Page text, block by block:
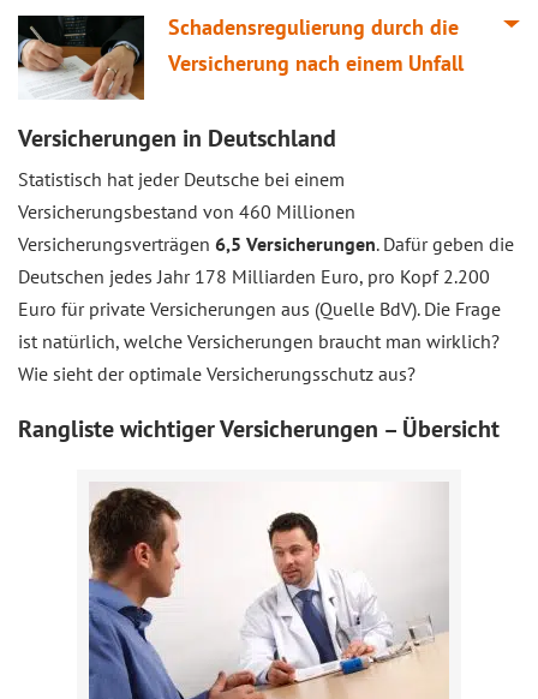
Schadensregulierung durch die
Versicherung nach einem Unfall
Versicherungen in Deutschland
Statistisch hat jeder Deutsche bei einem
Versicherungsbestand von 460 Millionen
Versicherungsverträgen 6,5 Versicherungen. Dafür geben die
Deutschen jedes Jahr 178 Milliarden Euro, pro Kopf 2.200
Euro für private Versicherungen aus (Quelle BdV). Die Frage
ist natürlich, welche Versicherungen braucht man wirklich?
Wie sieht der optimale Versicherungsschutz aus?
Rangliste wichtiger Versicherungen – Übersicht